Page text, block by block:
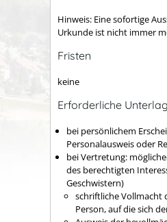
Hinweis: Eine sofortige
Urkunde ist nicht immer
Fristen
keine
Erforderliche
bei persönlichem
Personalausweis oder
bei Vertretung:
des berechtigten
Geschwistern)
schriftliche Vollmacht
Person, auf die sich